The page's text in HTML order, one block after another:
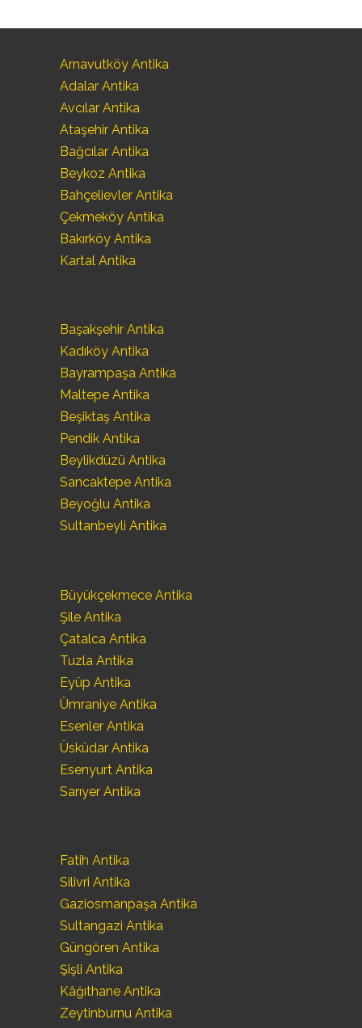
Arnavutköy Antika
Adalar Antika
Avcılar Antika
Ataşehir Antika
Bağcılar Antika
Beykoz Antika
Bahçelievler Antika
Çekmeköy Antika
Bakırköy Antika
Kartal Antika
Başakşehir Antika
Kadıköy Antika
Bayrampaşa Antika
Maltepe Antika
Beşiktaş Antika
Pendik Antika
Beylikdüzü Antika
Sancaktepe Antika
Beyoğlu Antika
Sultanbeyli Antika
Büyükçekmece Antika
Şile Antika
Çatalca Antika
Tuzla Antika
Eyüp Antika
Ümraniye Antika
Esenler Antika
Üsküdar Antika
Esenyurt Antika
Sarıyer Antika
Fatih Antika
Silivri Antika
Gaziosmanpaşa Antika
Sultangazi Antika
Güngören Antika
Şişli Antika
Kâğıthane Antika
Zeytinburnu Antika